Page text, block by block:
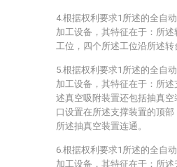
4.根据权利要求1所述的全自
加工设备，其特征在于：所
工位，四个所述工位沿所述转
5.根据权利要求1所述的全自
加工设备，其特征在于：所
述真空吸附装置还包括抽真
口设置在所述支撑装置的顶
所述抽真空装置连通。
6.根据权利要求1所述的全自
加工设备，其特征在于：所